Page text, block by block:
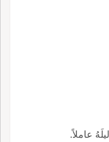
عاملاً.